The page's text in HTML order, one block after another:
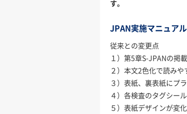
す。
JPAN実施マニュア
従来との変更点
１）第5章S-JPANの掲載
２）本文2色化で読みや
３）表紙、裏表紙にプ
４）各検査のタグシー
５）表紙デザインが変化